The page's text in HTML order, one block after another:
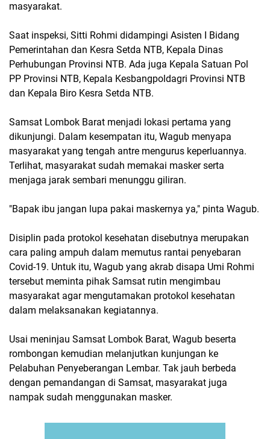
masyarakat.
Saat inspeksi, Sitti Rohmi didampingi Asisten I Bidang
Pemerintahan dan Kesra Setda NTB, Kepala Dinas
Perhubungan Provinsi NTB. Ada juga Kepala Satuan Pol
PP Provinsi NTB, Kepala Kesbangpoldagri Provinsi NTB
dan Kepala Biro Kesra Setda NTB.
Samsat Lombok Barat menjadi lokasi pertama yang
dikunjungi. Dalam kesempatan itu, Wagub menyapa
masyarakat yang tengah antre mengurus keperluannya.
Terlihat, masyarakat sudah memakai masker serta
menjaga jarak sembari menunggu giliran.
"Bapak ibu jangan lupa pakai maskernya ya," pinta Wagub.
Disiplin pada protokol kesehatan disebutnya merupakan
cara paling ampuh dalam memutus rantai penyebaran
Covid-19. Untuk itu, Wagub yang akrab disapa Umi Rohmi
tersebut meminta pihak Samsat rutin mengimbau
masyarakat agar mengutamakan protokol kesehatan
dalam melaksanakan kegiatannya.
Usai meninjau Samsat Lombok Barat, Wagub beserta
rombongan kemudian melanjutkan kunjungan ke
Pelabuhan Penyeberangan Lembar. Tak jauh berbeda
dengan pemandangan di Samsat, masyarakat juga
nampak sudah menggunakan masker.